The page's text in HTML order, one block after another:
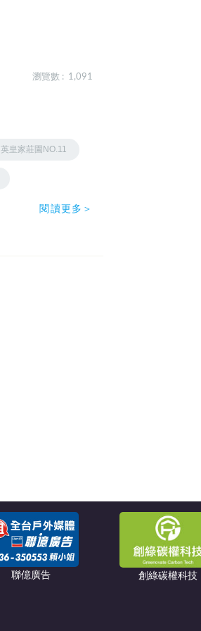
瀏覽數 : 1,091
皇家莊園NO.11
閱讀更多＞
聯億廣告 創綠碳權科技